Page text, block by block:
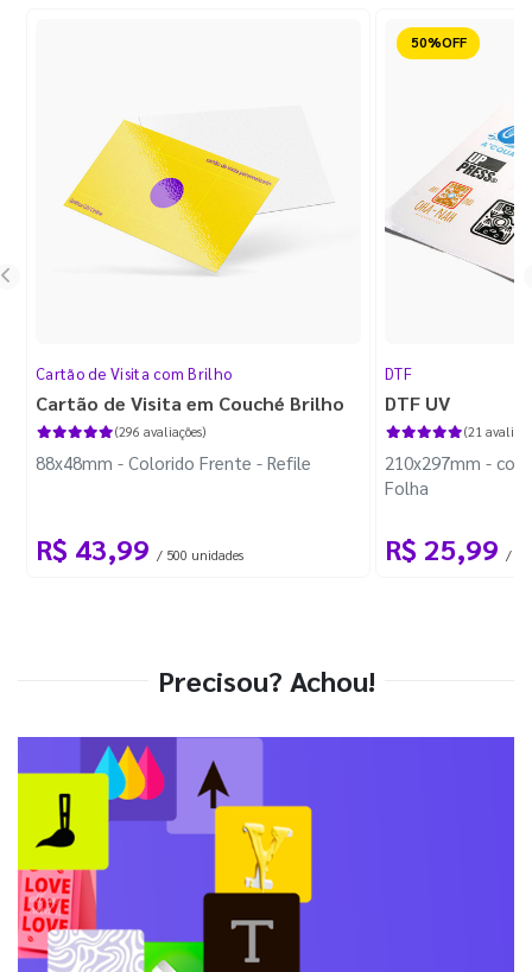
Cartão de Visita com Brilho
Cartão de Visita em Couché Brilho
(296 avaliações)
88x48mm - Colorido Frente - Refile
R$ 43,99 / 500 unidades
Reduzido
DTF
DTF UV
(21
210x297mm -
Folha
R$ 25,99 / 1
Precisou? Achou!